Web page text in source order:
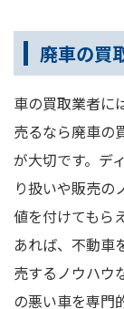
廃車の買
車の買取業者に
売るなら廃車の
が大切です。デ
り扱いや販売の
値を付けてもら
あれば、不動車
売するノウハウ
の悪い車を専門